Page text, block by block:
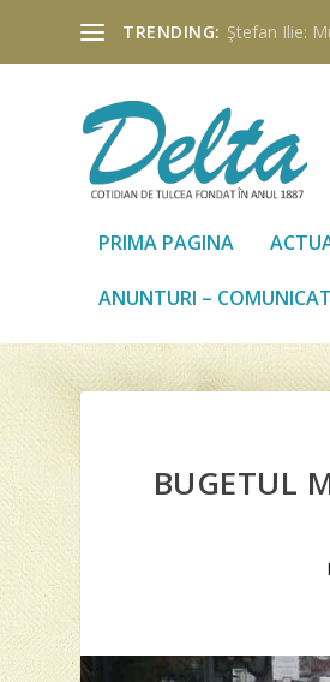
TRENDING: Ştefan Ilie:
PRIMA PAGINA
ANUNTURI –
BUGETUL